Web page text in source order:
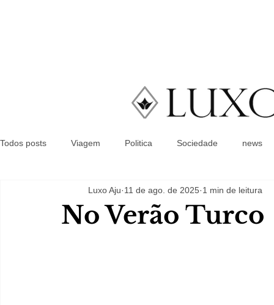
Todos posts Viagem Politica Sociedade news
No Verão Turco
Luxo Aju 11 de ago. de 2025 1 min de leitura